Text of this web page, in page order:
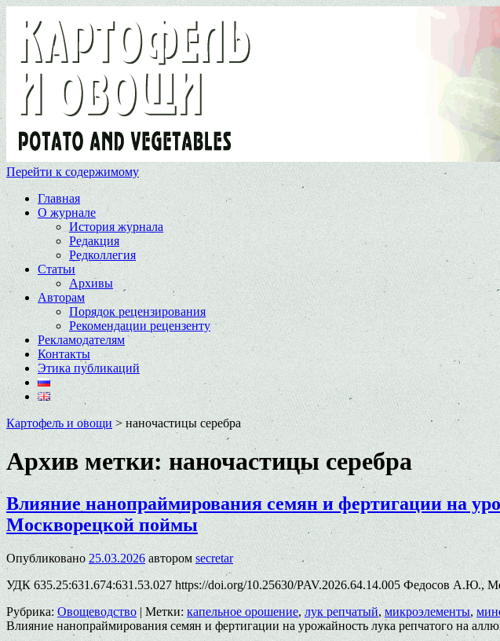
Перейти к содержимому
Главная
О журнале
История журнала
Редакция
Редколлегия
Статьи
Архивы
Авторам
Порядок рецензирования
Рекомендации рецензенту
Рекламодателям
Контакты
Этика публикаций
Картофель и овощи > наночастицы серебра
Архив метки: наночастицы серебра
Влияние нанопраймирования семян и фертигации на
Москворецкой поймы
Опубликовано 25.03.2026 автором secretar
УДК 635.25:631.674:631.53.027 https://doi.org/10.25630/PAV.2026.64.14.005 Федосов
Рубрика: Овощеводство | Метки: капельное орошение,лук репчатый, микроэлементы,
Влияние нанопраймирования семян и фертигации на урожайность лука репчатого на